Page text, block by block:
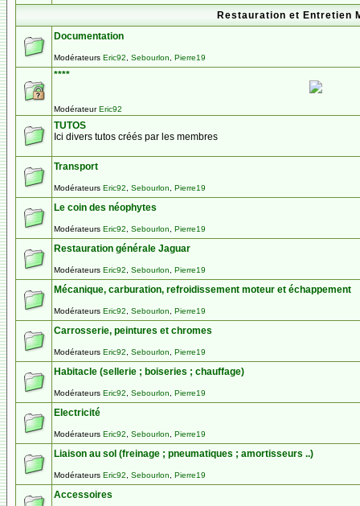
Restauration et Entretien
Documentation
Modérateurs Eric92 Sebourlon Pierre19
****
ModérateurEric92
TUTOS
Ici divers tutos créés par les membres
Transport
Modérateurs Eric92 Sebourlon Pierre19
Le coin des néophytes
Modérateurs Eric92 Sebourlon Pierre19
Restauration générale Jaguar
Modérateurs Eric92 Sebourlon Pierre19
Mécanique, carburation, refroidissement moteur et échappement
Modérateurs Eric92 Sebourlon Pierre19
Carrosserie, peintures et chromes
Modérateurs Eric92 Sebourlon Pierre19
Habitacle (sellerie ; boiseries ; chauffage)
Modérateurs Eric92 Sebourlon Pierre19
Electricité
Modérateurs Eric92 Sebourlon Pierre19
Liaison au sol (freinage ; pneumatiques ; amortisseurs ..)
Modérateurs Eric92 Sebourlon Pierre19
Accessoires